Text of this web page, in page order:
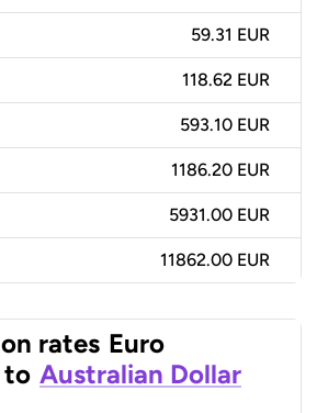
59.31 EUR
118.62 EUR
593.10 EUR
1186.20 EUR
5931.00 EUR
11862.00 EUR
rates Euro
to Australian Dollar